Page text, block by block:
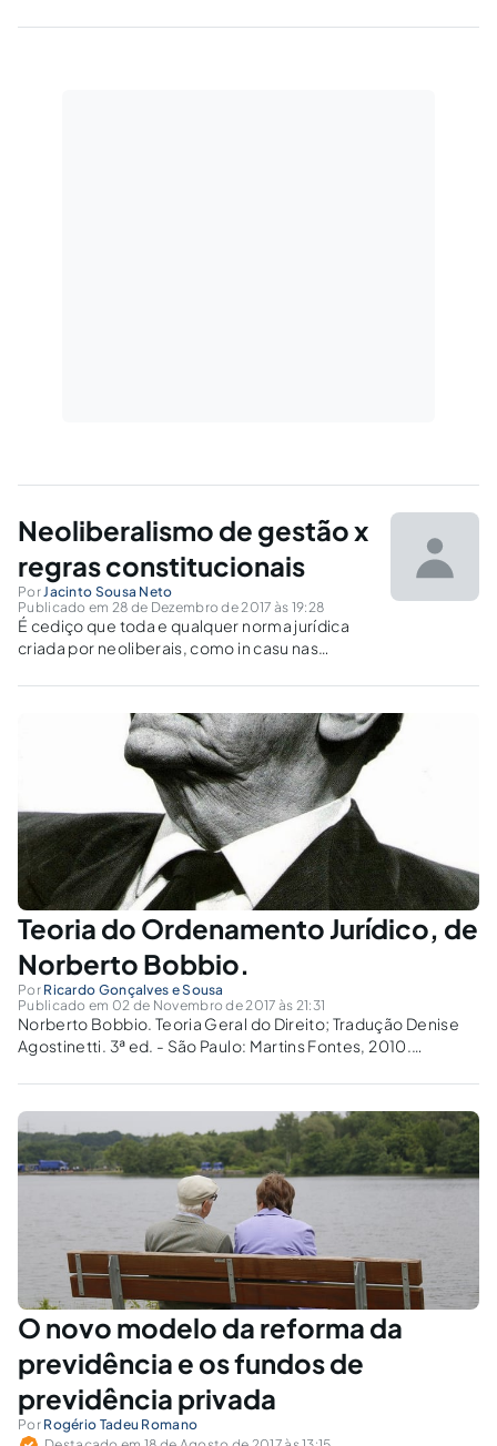
Füher. Aliás, o Füher dizia, soberanamente, o "direito ecoa
Neoliberalismo de gestão x
regras constitucionais
Por Jacinto Sousa Neto
Publicado em 28 de Dezembro de 2017 às 19:28
É cediço que toda e qualquer norma jurídica
criada por neoliberais, como in casu nas
pelo governo Temer, refletem-se em
aberrações jurídicas ao ponto de servir da
análise do jurisconsulto Celso Antônio
Teoria do Ordenamento Jurídico, de
Norberto Bobbio.
Por Ricardo Gonçalves e Sousa
Publicado em 02 de Novembro de 2017 às 21:31
Norberto Bobbio. Teoria Geral do Direito; Tradução Denise
Agostinetti. 3ª ed. - São Paulo: Martins Fontes, 2010.
central deste capítulo sustenta que a especificidade do
direito reside não na norma...
O novo modelo da reforma da
previdência e os fundos de
previdência privada
Por Rogério Tadeu Romano